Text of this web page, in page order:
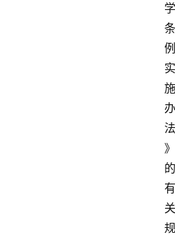
学
条
例
实
施
办
法
》
的
有
关
规